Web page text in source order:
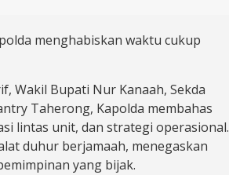
menghabiskan waktu cukup
Wakil Bupati Nur Kanaah, Sekda
Taherong, Kapolda membahas
lintas unit, dan strategi operasional.
duhur berjamaah, menegaskan
yang bijak.